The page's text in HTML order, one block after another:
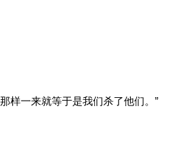
样一来就等于是我们杀了他们。”